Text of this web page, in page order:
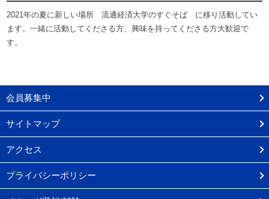
2021年の夏に新しい場所 流通経済大学のすぐそば に移り活動してい
ます。一緒に活動してくださる方、興味を持ってくださる方大歓迎で
す。
会員募集中
サイトマップ
アクセス
プライバシーポリシー